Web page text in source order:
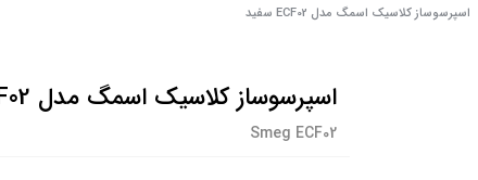
اسپرسوساز کلاسیک اسمگ مدل ECF02 سفید
اسپرسوساز کلاسیک اسمگ مدل ECF02 سفید
Smeg ECF02